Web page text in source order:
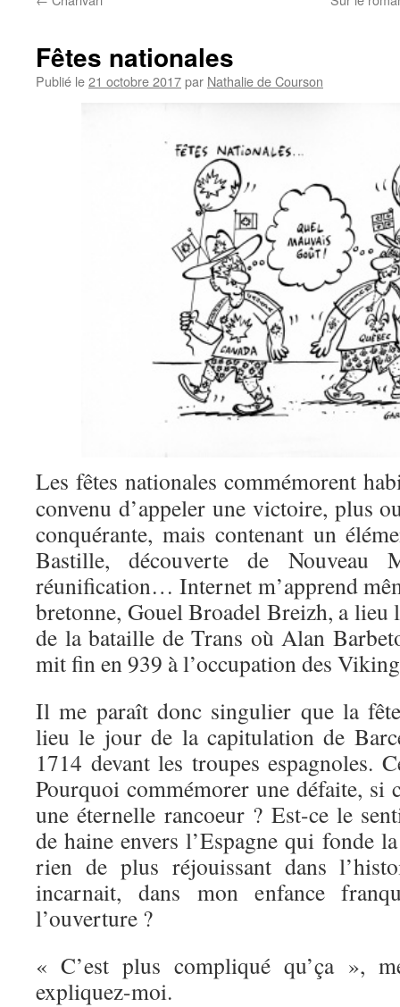
Fêtes nationales
Publié le21 octobre 2017par Nathalie de Courson
Les fêtes nationales commémorent
convenu d’appeler une victoire, plus
conquérante, mais contenant un
Bastille, découverte de Nouveau
réunification… Internet m’apprend
bretonne, Gouel Broadel Breizh, a lieu
de la bataille de Trans où Alan
mit fin en 939 à l’occupation des
Il me paraît donc singulier que la
lieu le jour de la capitulation de
1714 devant les troupes espagnoles.
Pourquoi commémorer une défaite, si
une éternelle rancoeur ? Est-ce le
de haine envers l’Espagne qui fonde
rien de plus réjouissant dans
incarnait, dans mon enfance
l’ouverture ?
« C’est plus compliqué qu’ça »,
expliquez-moi.